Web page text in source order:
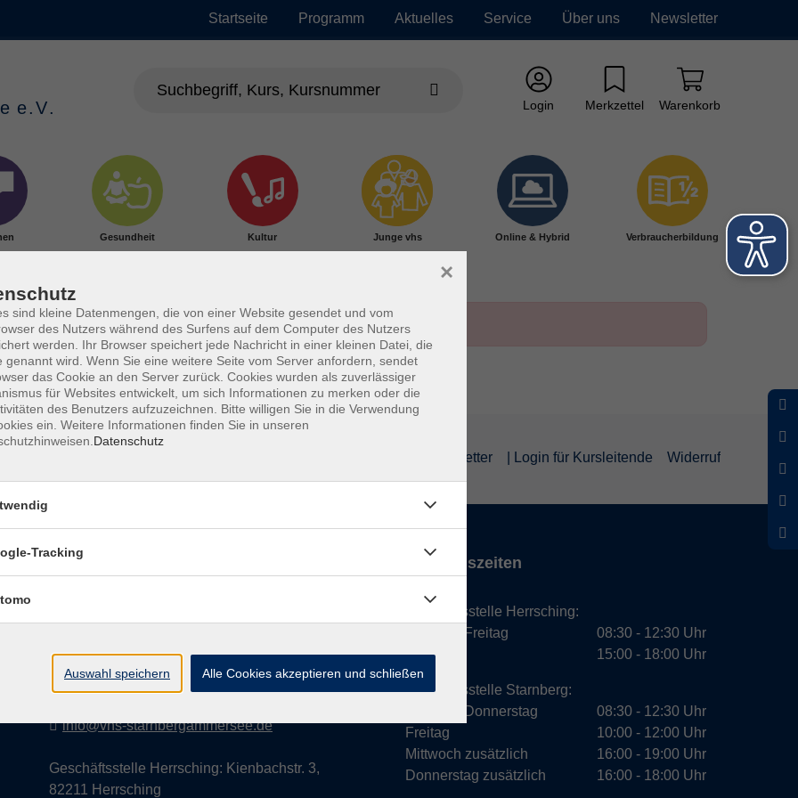
Startseite Programm Aktuelles Service Über uns Newsletter
Login Merkzettel Warenkorb
Gesundheit Kultur Junge vhs Online & Hybrid Verbraucherbildung
Newsletter | Login für Kursleitende Widerruf
Kontakt
Geschäftsstelle Starnberg: Bahnhofplatz 14,
info@vhs-starnbergammersee.de
Geschäftsstelle Herrsching: Kienbachstr. 3,
82211 Herrsching
Öffnungszeiten
Geschäftsstelle Herrsching:
Montag - Freitag
Dienstag
08:30 - 12:30 Uhr
15:00 - 18:00 Uhr
Geschäftsstelle Starnberg:
Montag - Donnerstag
Freitag
Mittwoch zusätzlich
Donnerstag zusätzlich
08:30 - 12:30 Uhr
10:00 - 12:00 Uhr
16:00 - 19:00 Uhr
16:00 - 18:00 Uhr
sind kleine Datenmengen, die von einer Website gesendet und vom
des Nutzers während des Surfens auf dem Computer des Nutzers
werden. Ihr Browser speichert jede Nachricht in einer kleinen Datei, die
genannt wird. Wenn Sie eine weitere Seite vom Server anfordern, sendet
das Cookie an den Server zurück. Cookies wurden als zuverlässiger
für Websites entwickelt, um sich Informationen zu merken oder die
des Benutzers aufzuzeichnen. Bitte willigen Sie in die Verwendung
ein. Weitere Informationen finden Sie in unseren
Datenschutz
×
Tracking
Auswahl speichern Alle Cookies akzeptieren und schließen